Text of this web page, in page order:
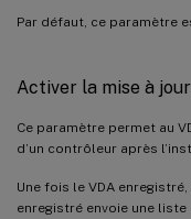
Par défaut, ce paramètre
Activer la mise à
Ce paramètre permet au
d’un contrôleur après
Une fois le VDA
enregistré envoie une